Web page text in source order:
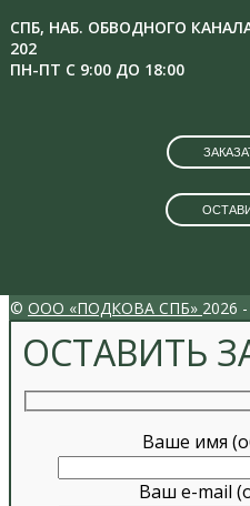
СПБ, НАБ. ОБВОДНОГО
202
ПН-ПТ С 9:00 ДО 18:00
© ООО «ПОДКОВА СПБ» 2026
ОСТАВИТЬ
Ваше имя
Ваш e-mail